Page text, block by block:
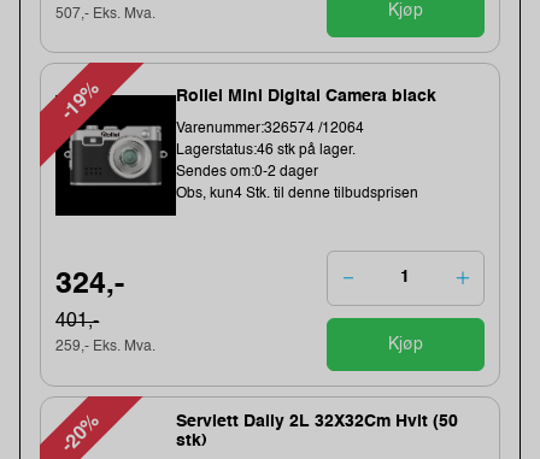
507,- Eks. Mva. Kjøp
-19% Rollei Mini Digital Camera black
Varenummer:326574 /12064
Lagerstatus:46 stk på lager.
Sendes om:0-2 dager
Obs, kun4 Stk. til denne tilbudsprisen
324,-
401,-
259,- Eks. Mva. Kjøp
-20%
Serviett Daily 2L 32X32Cm Hvit (50
stk)